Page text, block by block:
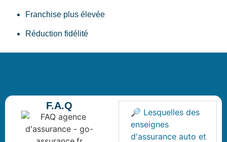
Franchise plus élevée
Réduction fidélité
F.A.Q
🔎 Lesquelles des
enseignes
d'assurance auto et